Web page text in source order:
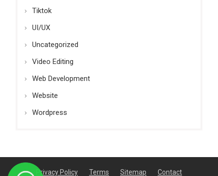
Tiktok
UI/UX
Uncategorized
Video Editing
Web Development
Website
Wordpress
Privacy Policy Terms Sitemap Contact